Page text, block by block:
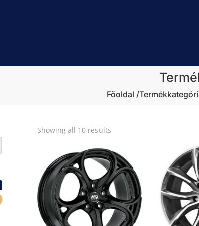
Főoldal /
Showing all 10 results
popularity